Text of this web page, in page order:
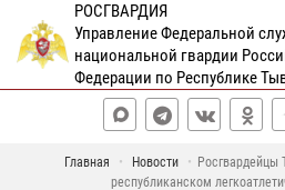
РОСГВАРДИЯ
Управление Федеральной
национальной гвардии
Федерации по Республике
Главная Новости
Росгвардейцы
республиканском